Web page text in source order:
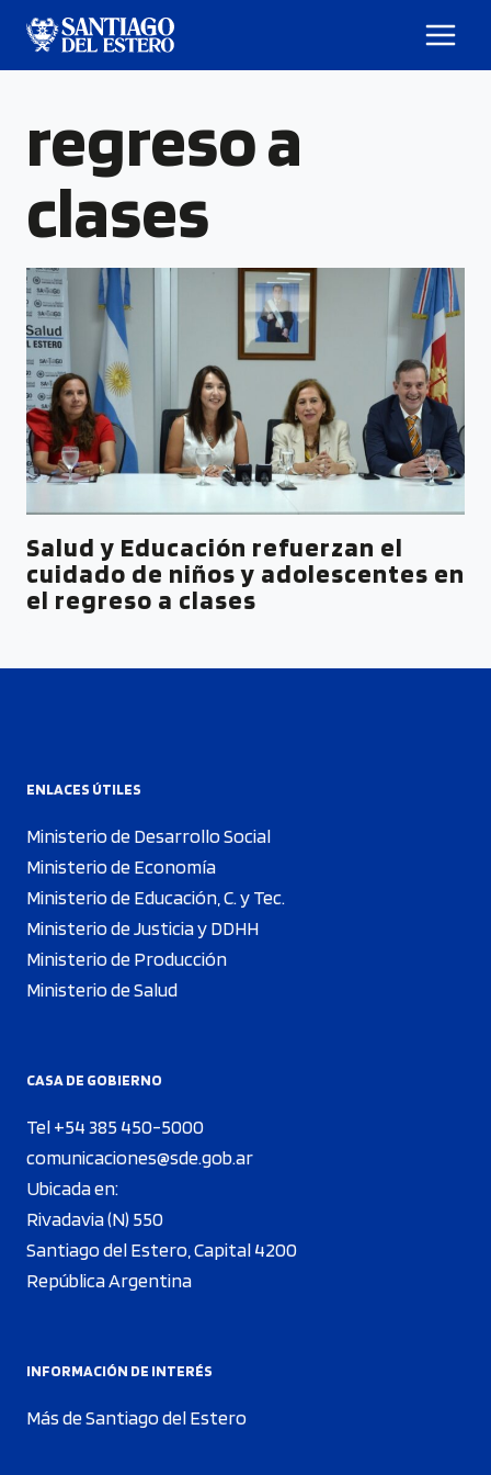
regreso a
clases
Salud y Educación refuerzan el
cuidado de niños y adolescentes en
el regreso a clases
ENLACES ÚTILES
Ministerio de Desarrollo Social
Ministerio de Economía
Ministerio de Educación, C. y Tec.
Ministerio de Justicia y DDHH
Ministerio de Producción
Ministerio de Salud
CASA DE GOBIERNO
Tel +54 385 450-5000
comunicaciones@sde.gob.ar
Ubicada en:
Rivadavia (N) 550
Santiago del Estero, Capital 4200
República Argentina
INFORMACIÓN DE INTERÉS
Más de Santiago del Estero